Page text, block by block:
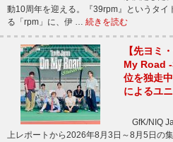
動10周年を迎える。『39rpm』というタイ
る「rpm」に、伊 … 続きを読む
【先ヨミ
My Road
位を独走
によるユ
GfK/NIQ
上レポートから2026年8月3日～8月5日の